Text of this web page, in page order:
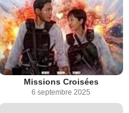
Missions Croisées
6 septembre 2025